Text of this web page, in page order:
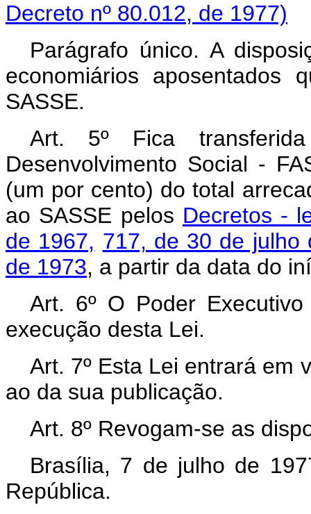
Decreto nº 80.012, de 1977)
Parágrafo único. A
economiários aposentados
SASSE.
Art. 5º Fica
Desenvolvimento Social -
(um por cento) do total
ao SASSE pelos Decretos -
de 1967, 717, de 30 de julho
de 1973, a partir da data do
Art. 6º O Poder
execução desta Lei.
Art. 7º Esta Lei entrará em
ao da sua publicação.
Art. 8º Revogam-se as
Brasília, 7 de julho de
República.